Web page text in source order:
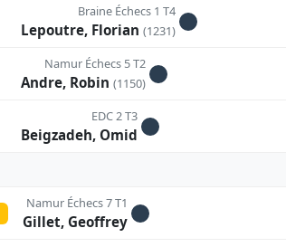
Braine Échecs 1 T4
Lepoutre, Florian (1231)
Namur Échecs 5 T2
Andre, Robin (1150)
EDC 2 T3
Beigzadeh, Omid
Namur Échecs 7 T1
Gillet, Geoffrey